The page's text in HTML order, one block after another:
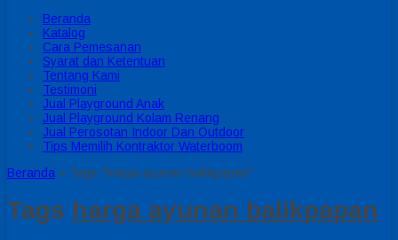
Beranda
Katalog
Cara Pemesanan
Syarat dan Ketentuan
Tentang Kami
Testimoni
Jual Playground Anak
Jual Playground Kolam Renang
Jual Perosotan Indoor Dan Outdoor
Tips Memilih Kontraktor Waterboom
Beranda » Tags "harga ayunan balikpapan"
Tags harga ayunan balikpapan